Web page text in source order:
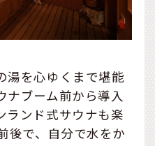
湯を心ゆくまで堪能
ナブーム前から導入
ランド式サウナも楽
後で、自分で水をか